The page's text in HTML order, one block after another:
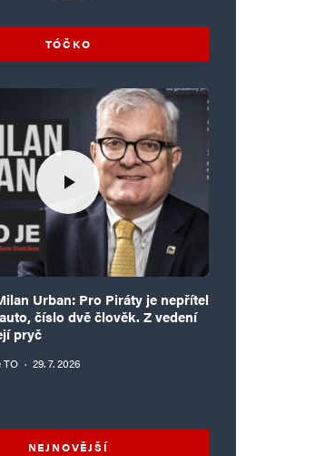
TÓČKO
Urban: Pro Piráty je nepřítel
číslo dvě člověk. Z vedení
pryč
TO · 29. 7. 2026
NEJNOVĚJŠÍ